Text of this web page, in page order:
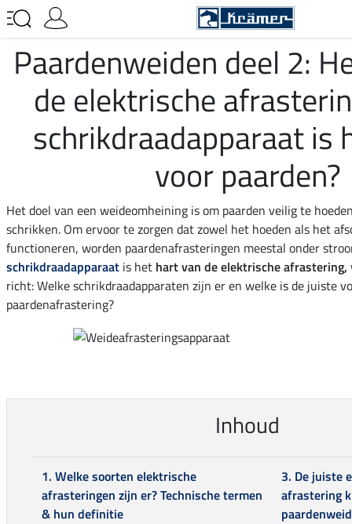
Paardenweiden deel 2:
de elektrische
schrikdraadapparaat is
voor paarden?
Het doel van een weideomheining is om paarden veilig te
schrikken. Om ervoor te zorgen dat zowel het hoeden als het
functioneren, worden paardenafrasteringen meestal onder
schrikdraadapparaat is het hart van de elektrische afrastering,
richt: Welke schrikdraadapparaten zijn er en welke is de juiste
paardenafrastering?
Inhoud
1. Welke soorten elektrische
afrasteringen zijn er? Technische termen
& hun definitie
3. De juiste
afrastering